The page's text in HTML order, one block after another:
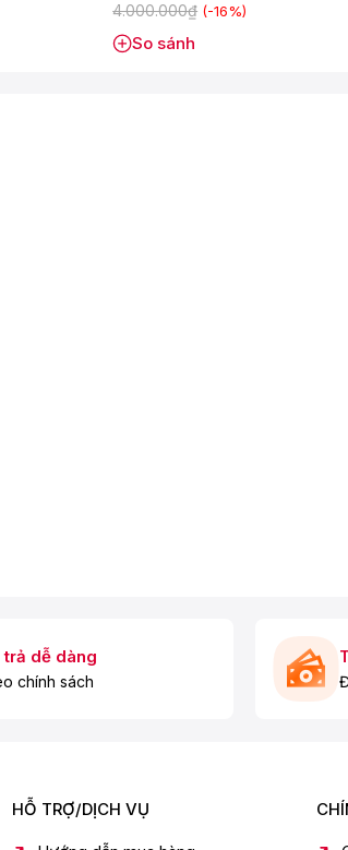
với công việc làm sạch không gian sống.
4.000.000₫ (-16%)
So sánh
dễ dàng
chính sách
HỖ TRỢ/DỊCH VỤ